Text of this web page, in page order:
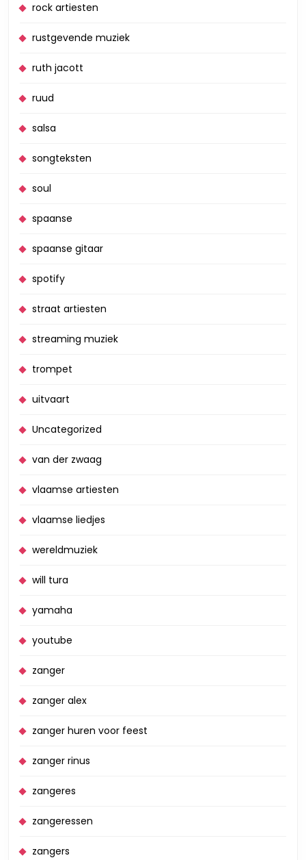
rock artiesten
rustgevende muziek
ruth jacott
ruud
salsa
songteksten
soul
spaanse
spaanse gitaar
spotify
straat artiesten
streaming muziek
trompet
uitvaart
Uncategorized
van der zwaag
vlaamse artiesten
vlaamse liedjes
wereldmuziek
will tura
yamaha
youtube
zanger
zanger alex
zanger huren voor feest
zanger rinus
zangeres
zangeressen
zangers